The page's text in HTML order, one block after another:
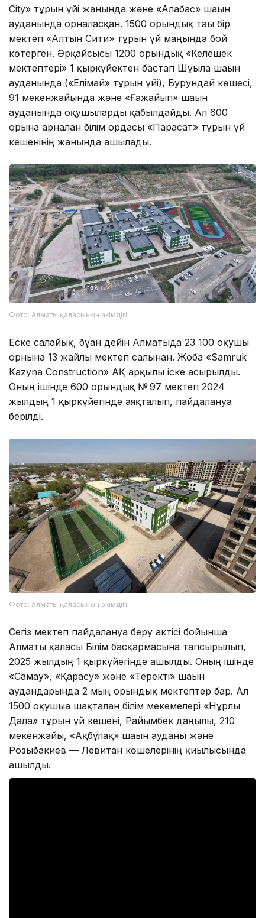
City» тұрғын үйі жанында және «Алғабас» шағын
ауданында орналасқан. 1500 орындық тағы бір
мектеп «Алтын Сити» тұрғын үй маңында бой
көтерген. Әрқайсысы 1200 орындық «Келешек
мектептері» 1 қыркүйектен бастап Шұғыла шағын
ауданында («Елімай» тұрғын үйі), Бурундай көшесі,
91 мекенжайында және «Ғажайып» шағын
ауданында оқушыларды қабылдайды. Ал 600
орынға арналған білім ордасы «Парасат» тұрғын үй
кешенінің жанында ашылады.
Фото: Алматы қаласының әкімдігі
Еске салайық, бұған дейін Алматыда 23 100 оқушы
орнына 13 жайлы мектеп салынған. Жоба «Samruk
Kazyna Construction» АҚ арқылы іске асырылды.
Оның ішінде 600 орындық № 97 мектеп 2024
жылдың 1 қыркүйегінде аяқталып, пайдалануға
берілді.
Фото: Алматы қаласының әкімдігі
Сегіз мектеп пайдалануға беру актісі бойынша
Алматы қаласы Білім басқармасына тапсырылып,
2025 жылдың 1 қыркүйегінде ашылды. Оның ішінде
«Самғау», «Қарасу» және «Теректі» шағын
аудандарында 2 мың орындық мектептер бар. Ал
1500 оқушыға шақталған білім мекемелері «Нұрлы
Дала» тұрғын үй кешені, Райымбек даңғылы, 210
мекенжайы, «Ақбұлақ» шағын ауданы және
Розыбакиев — Левитан көшелерінің қиылысында
ашылды.